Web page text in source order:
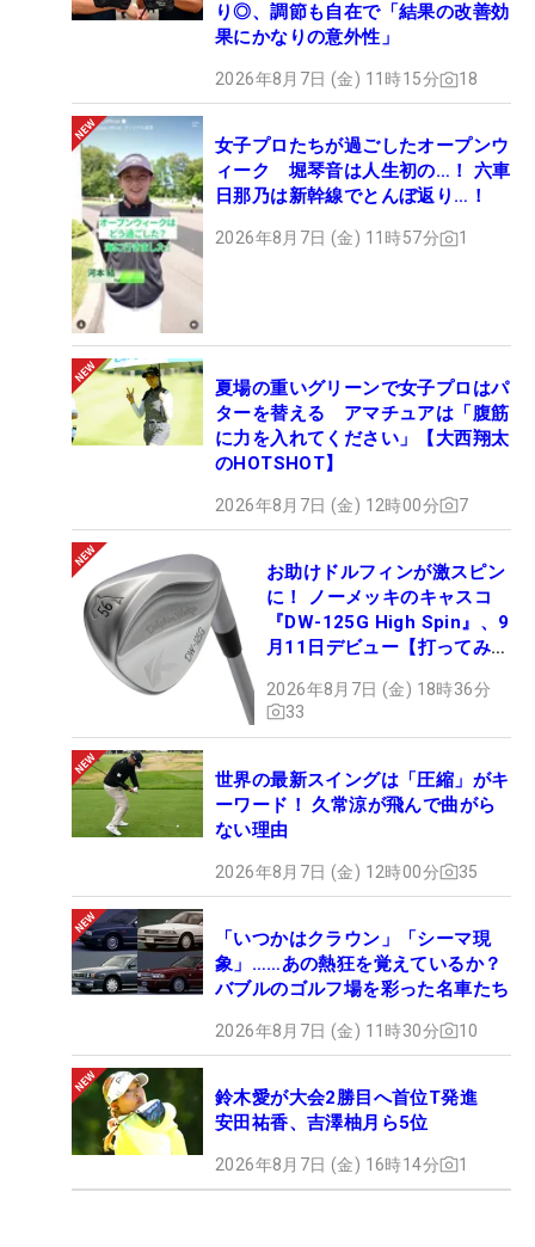
り◎、調節も自在で「結果の改善効
果にかなりの意外性」
2026年8月7日 (金) 11時15分 18
女子プロたちが過ごしたオープンウ
ィーク 堀琴音は人生初の…！ 六車
日那乃は新幹線でとんぼ返り…！
2026年8月7日 (金) 11時57分 1
夏場の重いグリーンで女子プロはパ
ターを替える アマチュアは「腹筋
に力を入れてください」【大西翔太
のHOTSHOT】
2026年8月7日 (金) 12時00分 7
お助けドルフィンが激スピン
に！ ノーメッキのキャスコ
『DW-125G High Spin』、9
月11日デビュー【打ってみ
2026年8月7日 (金) 18時36分
33
世界の最新スイングは「圧縮」がキ
ーワード！ 久常涼が飛んで曲がら
ない理由
2026年8月7日 (金) 12時00分 35
「いつかはクラウン」「シーマ現
象」……あの熱狂を覚えているか？
バブルのゴルフ場を彩った名車たち
2026年8月7日 (金) 11時30分 10
鈴木愛が大会2勝目へ首位T発進
安田祐香、吉澤柚月ら5位
2026年8月7日 (金) 16時14分 1